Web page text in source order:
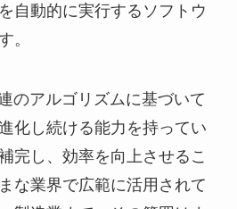
自動的に実行するソフトウ
。
のアルゴリズムに基づいて
化し続ける能力を持ってい
完し、効率を向上させるこ
な業界で広範に活用されて